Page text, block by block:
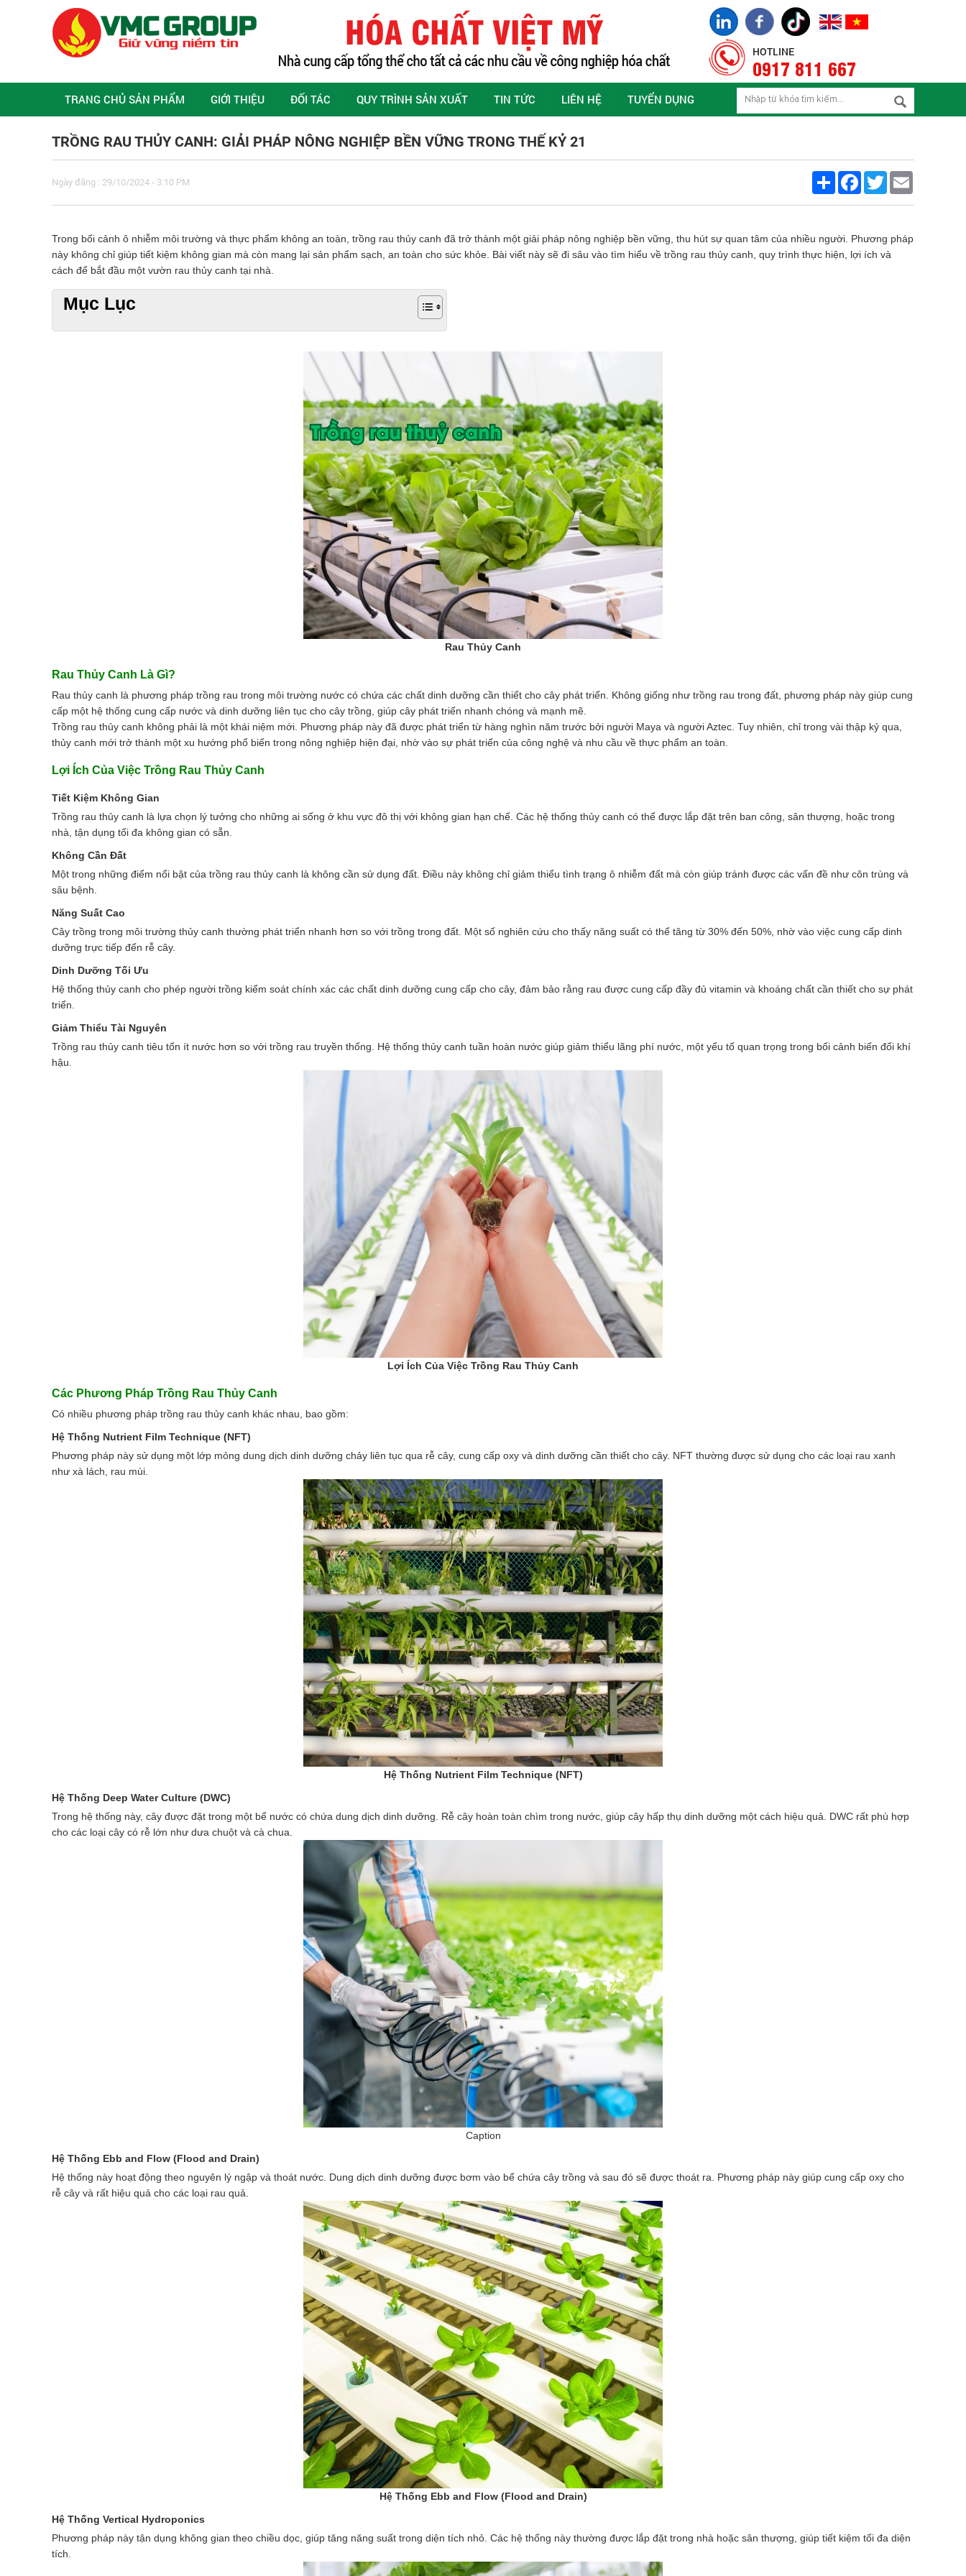
HOTLINE
0917 811 667
TRANG CHỦ SẢN PHẨM GIỚI THIỆU ĐỐI TÁC QUY TRÌNH SẢN XUẤT TIN TỨC LIÊN HỆ TUYỂN DỤNG
TRỒNG RAU THỦY CANH: GIẢI PHÁP NÔNG NGHIỆP BỀN VỮNG TRONG THẾ KỶ 21
Ngày đăng : 29/10/2024 - 3:10 PM
Share FacebookTwitter
Trong bối cảnh ô nhiễm môi trường và thực phẩm không an toàn, trồng rau thủy canh đã trở thành một giải pháp nông nghiệp bền vững, thu hút sự quan tâm của nhiều người. Phương pháp
này không chỉ giúp tiết kiệm không gian mà còn mang lại sản phẩm sạch, an toàn cho sức khỏe. Bài viết này sẽ đi sâu vào tìm hiểu về trồng rau thủy canh, quy trình thực hiện, lợi ích và
cách để bắt đầu một vườn rau thủy canh tại nhà.
Mục Lục
Rau Thủy Canh
Rau Thủy Canh Là Gì?
Rau thủy canh là phương pháp trồng rau trong môi trường nước có chứa các chất dinh dưỡng cần thiết cho cây phát triển. Không giống như trồng rau trong đất, phương pháp này giúp cung
cấp một hệ thống cung cấp nước và dinh dưỡng liên tục cho cây trồng, giúp cây phát triển nhanh chóng và mạnh mẽ.
Trồng rau thủy canh không phải là một khái niệm mới. Phương pháp này đã được phát triển từ hàng nghìn năm trước bởi người Maya và người Aztec. Tuy nhiên, chỉ trong vài thập kỷ qua,
thủy canh mới trở thành một xu hướng phổ biến trong nông nghiệp hiện đại, nhờ vào sự phát triển của công nghệ và nhu cầu về thực phẩm an toàn.
Lợi Ích Của Việc Trồng Rau Thủy Canh
Tiết Kiệm Không Gian
Trồng rau thủy canh là lựa chọn lý tưởng cho những ai sống ở khu vực đô thị với không gian hạn chế. Các hệ thống thủy canh có thể được lắp đặt trên ban công, sân thượng, hoặc trong
nhà, tận dụng tối đa không gian có sẵn.
Không Cần Đất
Một trong những điểm nổi bật của trồng rau thủy canh là không cần sử dụng đất. Điều này không chỉ giảm thiểu tình trạng ô nhiễm đất mà còn giúp tránh được các vấn đề như côn trùng và
sâu bệnh.
Năng Suất Cao
Cây trồng trong môi trường thủy canh thường phát triển nhanh hơn so với trồng trong đất. Một số nghiên cứu cho thấy năng suất có thể tăng từ 30% đến 50%, nhờ vào việc cung cấp dinh
dưỡng trực tiếp đến rễ cây.
Dinh Dưỡng Tối Ưu
Hệ thống thủy canh cho phép người trồng kiểm soát chính xác các chất dinh dưỡng cung cấp cho cây, đảm bảo rằng rau được cung cấp đầy đủ vitamin và khoáng chất cần thiết cho sự phát
triển.
Giảm Thiểu Tài Nguyên
Trồng rau thủy canh tiêu tốn ít nước hơn so với trồng rau truyền thống. Hệ thống thủy canh tuần hoàn nước giúp giảm thiểu lãng phí nước, một yếu tố quan trọng trong bối cảnh biến đổi khí
hậu.
Lợi Ích Của Việc Trồng Rau Thủy Canh
Các Phương Pháp Trồng Rau Thủy Canh
Có nhiều phương pháp trồng rau thủy canh khác nhau, bao gồm:
Hệ Thống Nutrient Film Technique (NFT)
Phương pháp này sử dụng một lớp mỏng dung dịch dinh dưỡng chảy liên tục qua rễ cây, cung cấp oxy và dinh dưỡng cần thiết cho cây. NFT thường được sử dụng cho các loại rau xanh
như xà lách, rau mùi.
Hệ Thống Nutrient Film Technique (NFT)
Hệ Thống Deep Water Culture (DWC)
Trong hệ thống này, cây được đặt trong một bể nước có chứa dung dịch dinh dưỡng. Rễ cây hoàn toàn chìm trong nước, giúp cây hấp thụ dinh dưỡng một cách hiệu quả. DWC rất phù hợp
cho các loại cây có rễ lớn như dưa chuột và cà chua.
Caption
Hệ Thống Ebb and Flow (Flood and Drain)
Hệ thống này hoạt động theo nguyên lý ngập và thoát nước. Dung dịch dinh dưỡng được bơm vào bể chứa cây trồng và sau đó sẽ được thoát ra. Phương pháp này giúp cung cấp oxy cho
rễ cây và rất hiệu quả cho các loại rau quả.
Hệ Thống Ebb and Flow (Flood and Drain)
Hệ Thống Vertical Hydroponics
Phương pháp này tận dụng không gian theo chiều dọc, giúp tăng năng suất trong diện tích nhỏ. Các hệ thống này thường được lắp đặt trong nhà hoặc sân thượng, giúp tiết kiệm tối đa diện
tích.